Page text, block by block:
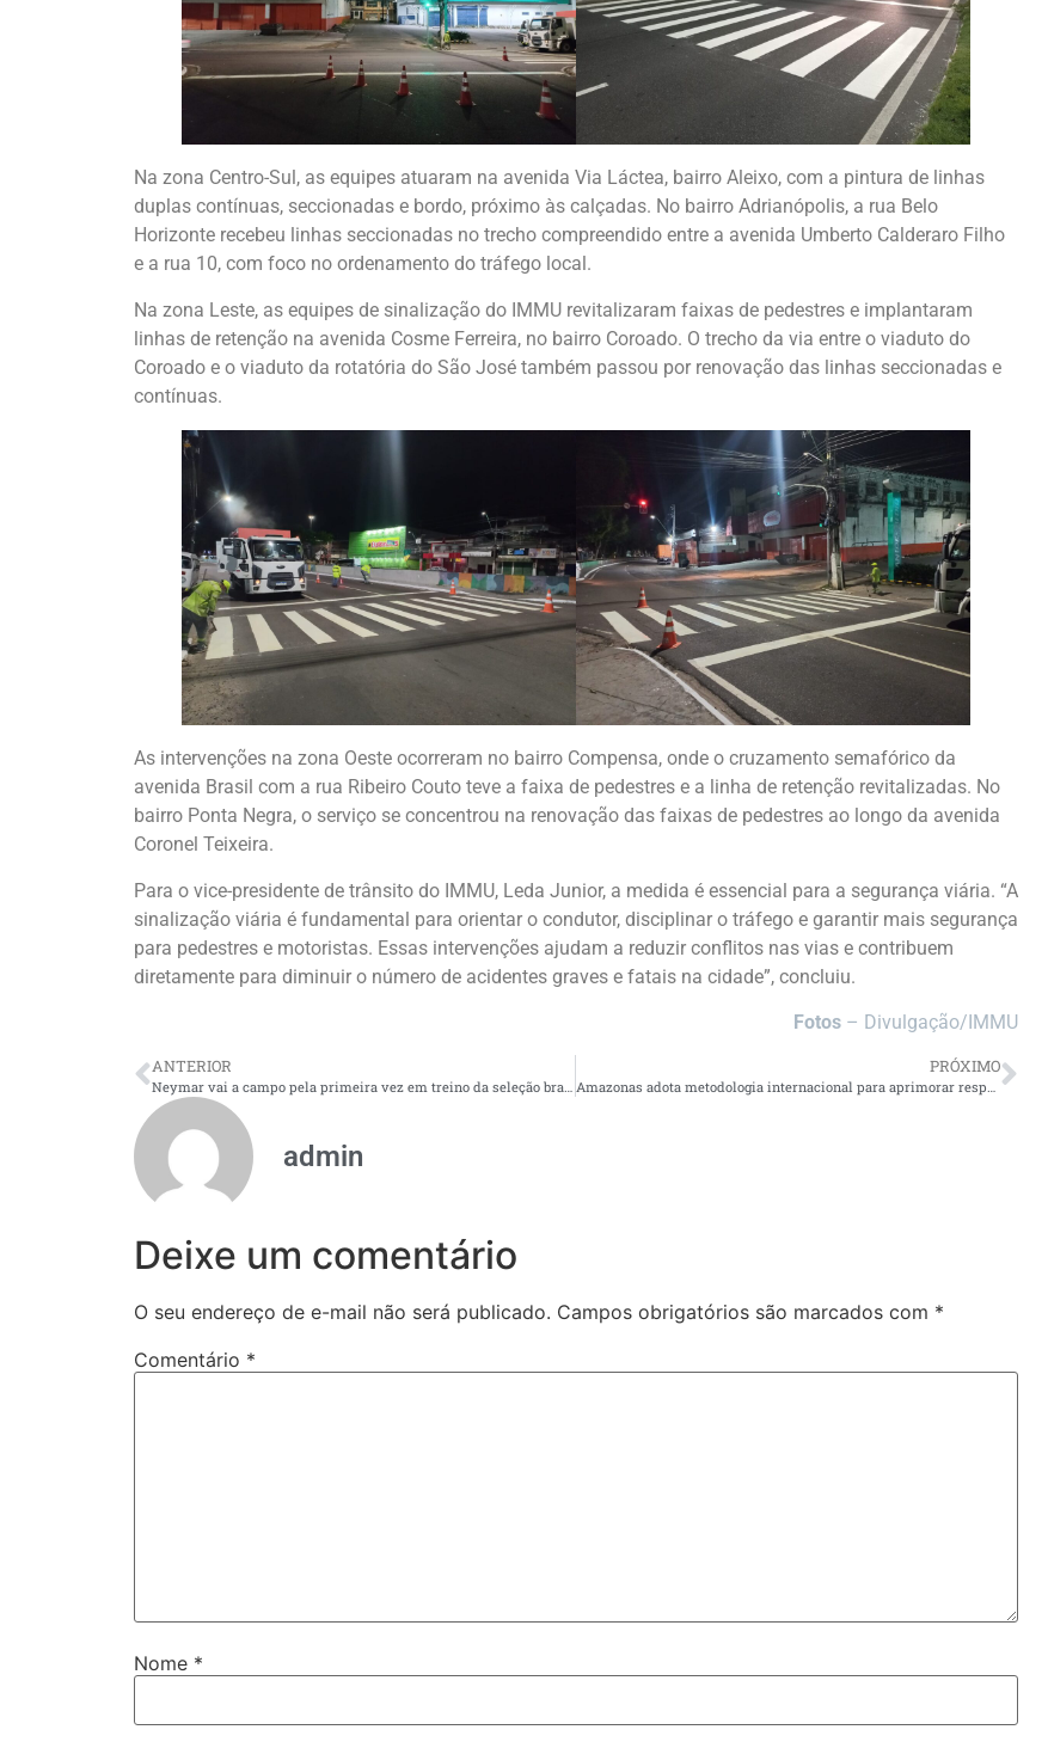
Na zona Centro-Sul, as equipes atuaram na avenida Via Láctea, bairro Aleixo, com a pintura de linhas
duplas contínuas, seccionadas e bordo, próximo às calçadas. No bairro Adrianópolis, a rua Belo
Horizonte recebeu linhas seccionadas no trecho compreendido entre a avenida Umberto Calderaro Filho
e a rua 10, com foco no ordenamento do tráfego local.
Na zona Leste, as equipes de sinalização do IMMU revitalizaram faixas de pedestres e implantaram
linhas de retenção na avenida Cosme Ferreira, no bairro Coroado. O trecho da via entre o viaduto do
Coroado e o viaduto da rotatória do São José também passou por renovação das linhas seccionadas e
contínuas.
As intervenções na zona Oeste ocorreram no bairro Compensa, onde o cruzamento semafórico da
avenida Brasil com a rua Ribeiro Couto teve a faixa de pedestres e a linha de retenção revitalizadas. No
bairro Ponta Negra, o serviço se concentrou na renovação das faixas de pedestres ao longo da avenida
Coronel Teixeira.
Para o vice-presidente de trânsito do IMMU, Leda Junior, a medida é essencial para a segurança viária. “A
sinalização viária é fundamental para orientar o condutor, disciplinar o tráfego e garantir mais segurança
para pedestres e motoristas. Essas intervenções ajudam a reduzir conflitos nas vias e contribuem
diretamente para diminuir o número de acidentes graves e fatais na cidade”, concluiu.
Fotos – Divulgação/IMMU
ANTERIOR PRÓXIMO
admin
Deixe um comentário
O seu endereço de e-mail não será publicado. Campos obrigatórios são marcados com *
Comentário *
Nome *